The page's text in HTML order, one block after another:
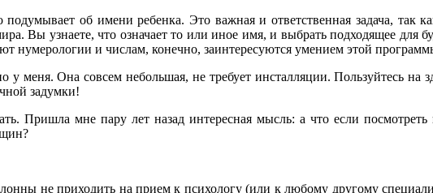
об имени ребенка. Это важная и ответственная задача, так
Вы узнаете, что означает то или иное имя, и выбрать подходящее для
нумерологии и числам, конечно, заинтересуются умением этой
у меня. Она совсем небольшая, не требует инсталляции. Пользуйтесь на
задумки!
Пришла мне пару лет назад интересная мысль: а что если
не приходить на прием к психологу (или к любому другому